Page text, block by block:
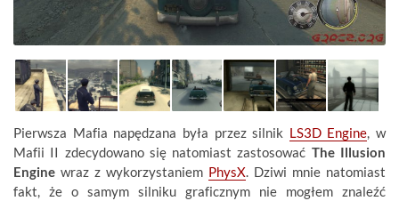
Pierwsza Mafia napędzana była przez silnik LS3D Engine, w
Mafii II zdecydowano się natomiast zastosować The Illusion
Engine wraz z wykorzystaniem PhysX. Dziwi mnie natomiast
fakt, że o samym silniku graficznym nie mogłem znaleźć